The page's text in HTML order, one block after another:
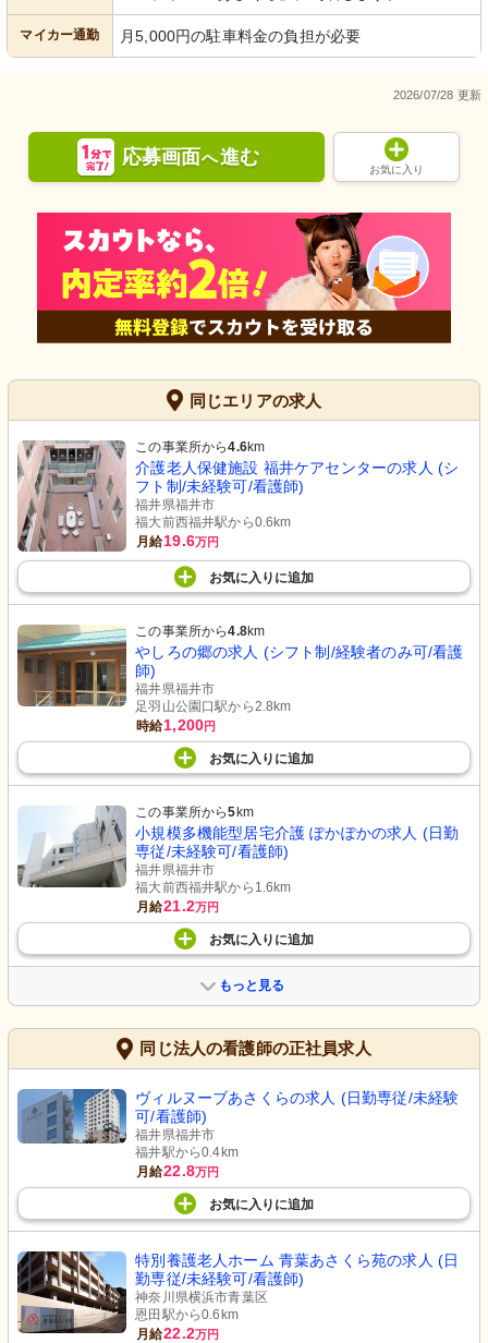
マイカー通勤 月5,000円の駐車料金の負担が必要
2026/07/28 更新
応募画面へ進む
お気に入り
同じエリアの求人
この事業所から4.6km
介護老人保健施設 福井ケアセンターの求人 (シ
フト制/未経験可/看護師)
福井県福井市
福大前西福井駅から0.6km
月給19.6万円
お気に入り に追加
この事業所から4.8km
やしろの郷の求人 (シフト制/経験者のみ可/看護
師)
福井県福井市
足羽山公園口駅から2.8km
時給1,200円
お気に入り に追加
この事業所から5km
小規模多機能型居宅介護 ぽかぽかの求人 (日勤
専従/未経験可/看護師)
福井県福井市
福大前西福井駅から1.6km
月給21.2万円
お気に入り に追加
もっと見る
同じ法人の看護師の正社員求人
ヴィルヌーブあさくらの求人 (日勤専従/未経験
可/看護師)
福井県福井市
福井駅から0.4km
月給22.8万円
お気に入り に追加
特別養護老人ホーム 青葉あさくら苑の求人 (日
勤専従/未経験可/看護師)
神奈川県横浜市青葉区
恩田駅から0.6km
月給22.2万円